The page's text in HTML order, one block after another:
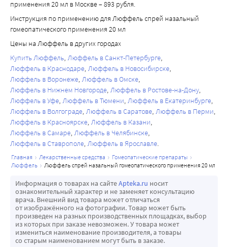
применения 20 мл в Москве – 893 рубля.
Инструкция по применению для Люффель спрей назальный
гомеопатического применения 20 мл
Цены на Люффель в других городах
Купить Люффель Люффель в Санкт-Петербурге
Люффель в Краснодаре Люффель в Новосибирске
Люффель в Воронеже Люффель в Омске
Люффель в Нижнем Новгороде Люффель в Ростове-на-Дону
Люффель в Уфе Люффель в Тюмени Люффель в Екатеринбурге
Люффель в Волгограде Люффель в Саратове Люффель в Перми
Люффель в Красноярске Люффель в Казани
Люффель в Самаре Люффель в Челябинске
Люффель в Ставрополе Люффель в Ярославле
главная лекарственные средства
гомеопатические препараты
люффель
люффель спрей назальный гомеопатического применения 20 мл
Информация о товарах на сайтеApteka.ru носит
ознакомительный характер и не заменяет консультацию
врача. Внешний вид товара может отличаться
от изображённого на фотографии. Товар может быть
произведен на разных производственных площадках, выбор
из которых при заказе невозможен. У товара может
измениться наименование производителя, а товары
со старым наименованием могут быть в заказе.